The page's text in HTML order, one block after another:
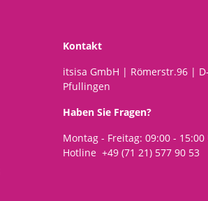
Kontakt
itsisa GmbH | Römerstr.96 |
Pfullingen
Haben Sie Fragen?
Montag - Freitag: 09:00 - 15:00
Hotline +49 (71 21) 577 90 53